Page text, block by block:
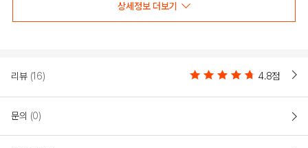
상세정보 더보기
리뷰 (16) 4.8점
문의 (0)